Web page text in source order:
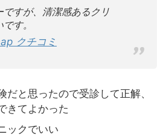
ですが、清潔感あるクリ
す。
クチコミ
だと思ったので受診して正解、
きてよかった
ックでいい